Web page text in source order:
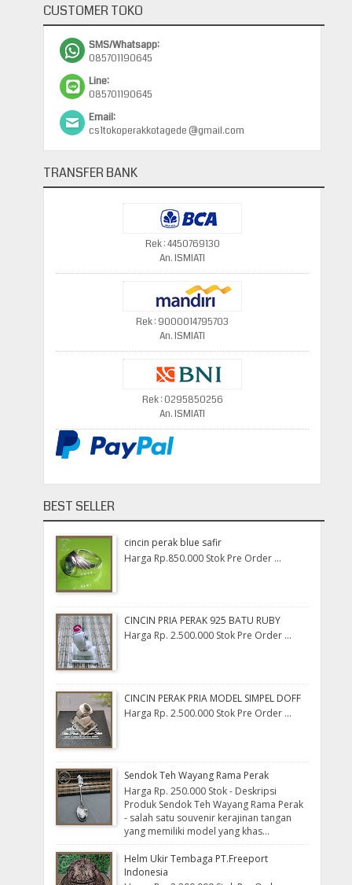
CUSTOMER TOKO
SMS/Whatsapp:
085701190645
Line:
085701190645
Email:
cs1tokoperakkotagede @gmail.com
TRANSFER BANK
Rek : 4450769130
An. ISMIATI
Rek : 9000014795703
An. ISMIATI
Rek : 0295850256
An. ISMIATI
BEST SELLER
cincin perak blue safir
Harga Rp.850.000 Stok Pre Order ...
CINCIN PRIA PERAK 925 BATU RUBY
Harga Rp. 2.500.000 Stok Pre Order ...
CINCIN PERAK PRIA MODEL SIMPEL DOFF
Harga Rp. 2.500.000 Stok Pre Order ...
Sendok Teh Wayang Rama Perak
Harga Rp. 250.000 Stok - Deskripsi
Produk Sendok Teh Wayang Rama Perak
- salah satu souvenir kerajinan tangan
yang memiliki model yang khas...
Helm Ukir Tembaga PT.Freeport
Indonesia